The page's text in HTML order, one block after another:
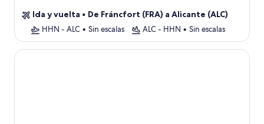
Ida y vuelta • De Fráncfort (FRA) a Alicante (ALC)
HHN - ALC • Sin escalas ALC - HHN • Sin escalas
Hotel Port Elche